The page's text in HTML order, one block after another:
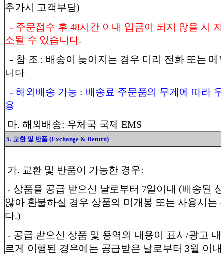
추가시 고객부담)
- 주문접수 후 48시간 이내 입금이 되지 않을 시
소될 수 있습니다.
- 참 조 : 배송이 늦어지는 경우 미리 전화 또는
니다
- 해외배송 가능 : 배송료 주문품의 무게에 따라
용
마. 해외배송: 우체국 국제 EMS
5. 교환 및 반품 (Exchange & Return)
가. 교환 및 반품이 가능한 경우:
- 상품을 공급 받으신 날로부터 7일이내 (배송된
않아 환불하실 경우 상품의 미개봉 또는 사용시는
다.)
- 공급 받으신 상품 및 용역의 내용이 표시/광고
르게 이행된 경우에는 공급받은 날로부터 3월 이